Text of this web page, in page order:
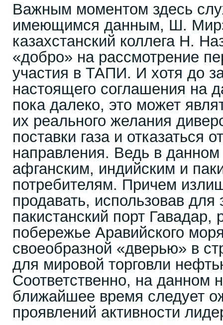
Важным моментом здесь
имеющимся данным, Ш.
казахстанский коллега Н.
«добро» на рассмотрение
участия в ТАПИ. И хотя до
настоящего соглашения на
пока далеко, это может
их реального желания
поставки газа и отказаться
направления. Ведь в
афганским, индийским и
потребителям. Причем
продавать, использовав для
пакистанский порт
побережье Аравийского
своеобразной «дверью» в
для мировой торговли
Соответственно, на данном
ближайшее время следует
проявлений активности